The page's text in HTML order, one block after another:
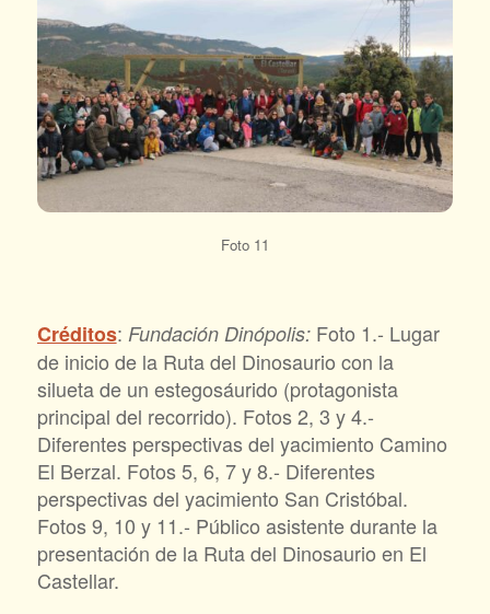
Foto 11
Créditos: Fundación Dinópolis: Foto 1.- Lugar
de inicio de la Ruta del Dinosaurio con la
silueta de un estegosáurido (protagonista
principal del recorrido). Fotos 2, 3 y 4.-
Diferentes perspectivas del yacimiento Camino
El Berzal. Fotos 5, 6, 7 y 8.- Diferentes
perspectivas del yacimiento San Cristóbal.
Fotos 9, 10 y 11.- Público asistente durante la
presentación de la Ruta del Dinosaurio en El
Castellar.